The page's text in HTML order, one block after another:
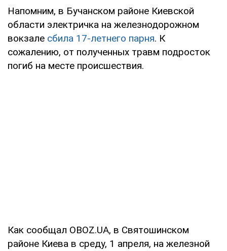
Напомним, в Бучанском районе Киевской
области электричка на железнодорожном
вокзале сбила 17-летнего парня. К
сожалению, от полученных травм подросток
погиб на месте происшествия.
Как сообщал OBOZ.UA, в Святошинском
районе Киева в среду, 1 апреля, на железной